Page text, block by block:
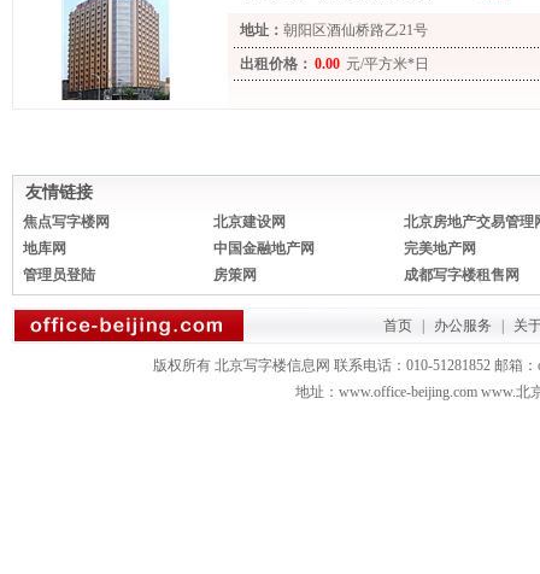
地址： 朝阳区酒仙桥路乙21号
出租价格： 0.00 元/平方米*日
友情链接
焦点写字楼网 北京建设网
北京房地产交易管理
地库网
中国金融地产网
完美地产网
管理员登陆
房策网 成都写字楼租售网
首页 办公服务 关
版权所有 北京写字楼信息网 联系电话：010-51281852 邮箱：
地址：www.office-beijing.com www.